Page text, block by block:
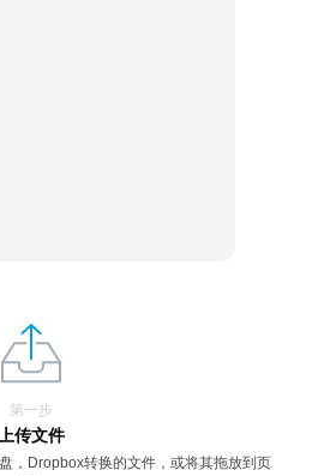
第一步
上传文件
，Dropbox转换的文件，或将其拖放到页